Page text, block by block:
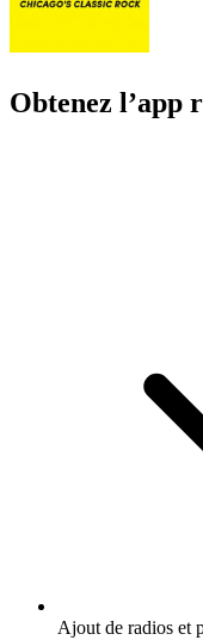
Obtenez
Ajout de radios et